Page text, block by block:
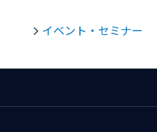
イベント・セミナー